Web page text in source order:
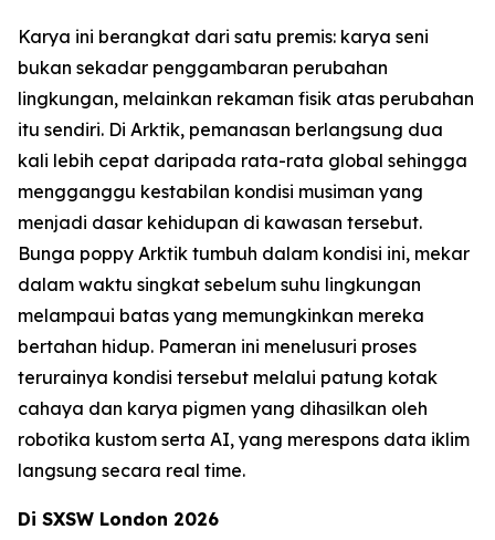
Karya ini berangkat dari satu premis: karya seni
bukan sekadar penggambaran perubahan
lingkungan, melainkan rekaman fisik atas perubahan
itu sendiri. Di Arktik, pemanasan berlangsung dua
kali lebih cepat daripada rata-rata global sehingga
mengganggu kestabilan kondisi musiman yang
menjadi dasar kehidupan di kawasan tersebut.
Bunga poppy Arktik tumbuh dalam kondisi ini, mekar
dalam waktu singkat sebelum suhu lingkungan
melampaui batas yang memungkinkan mereka
bertahan hidup. Pameran ini menelusuri proses
terurainya kondisi tersebut melalui patung kotak
cahaya dan karya pigmen yang dihasilkan oleh
robotika kustom serta AI, yang merespons data iklim
langsung secara real time.
Di SXSW London 2026